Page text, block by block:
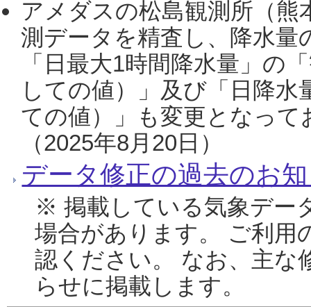
アメダスの松島観測所（熊
測データを精査し、降水
「日最大1時間降水量」の
しての値）」及び「日降
ての値）」も変更となっ
（2025年8月20日）
データ修正の過去のお
※ 掲載している気象デー
場合があります。 ご利用
認ください。 なお、主な
らせに掲載します。